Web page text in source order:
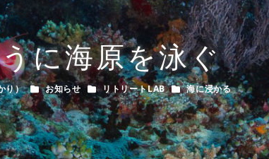
に海原を泳ぐ
り） カテゴリー
お知らせ カテゴリー
リトリートLAB カテゴリー
海に浸かる